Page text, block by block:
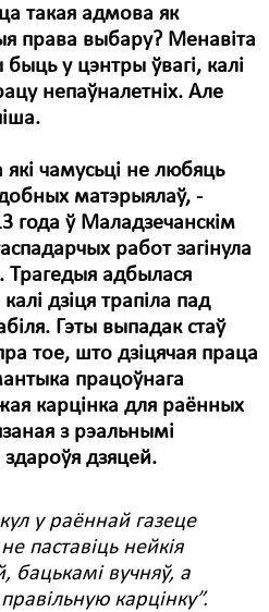
такая адмова як
права выбару? Менавіта
у цэнтры ўвагі, калі
непаўналетніх. Але
чамусьці не любяць
матэрыялаў, -
года ў Маладзечанскім
работ загінула
Трагедыя адбылася
дзіця трапіла пад
Гэты выпадак стаў
тое, што дзіцячая праца
працоўнага
карцінка для раённых
з рэальнымі
дзяцей.
у раённай газеце
паставіць нейкія
бацькамі вучняў, а
карцінку”.